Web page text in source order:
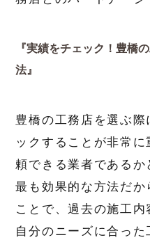
『実績をチェック！豊橋
法』
豊橋の工務店を選ぶ
ックすることが非常
頼できる業者である
最も効果的な方法だ
ことで、過去の施工内
自分のニーズに合っ